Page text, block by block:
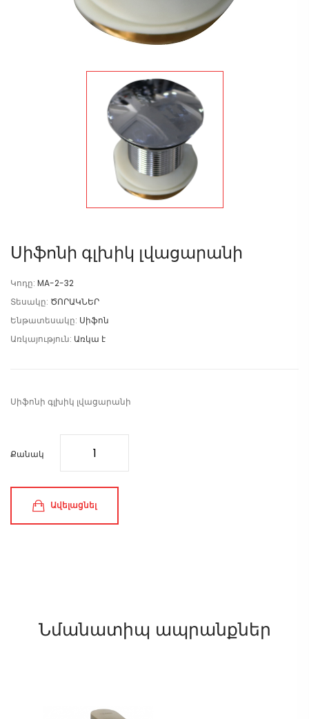
Սիֆոնի գլխիկ լվացարանի
Կոդը: MA-2-32
Տեսակը: ԾՈՐԱԿՆԵՐ
Ենթատեսակը: Սիֆոն
Առկայություն: Առկա է
Սիֆոնի գլխիկ լվացարանի
Քանակ
Ավելացնել
Նմանատիպ ապրանքներ